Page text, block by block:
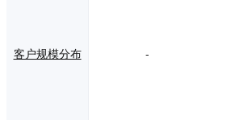
客户规模分布 -